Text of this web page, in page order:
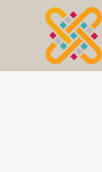
content